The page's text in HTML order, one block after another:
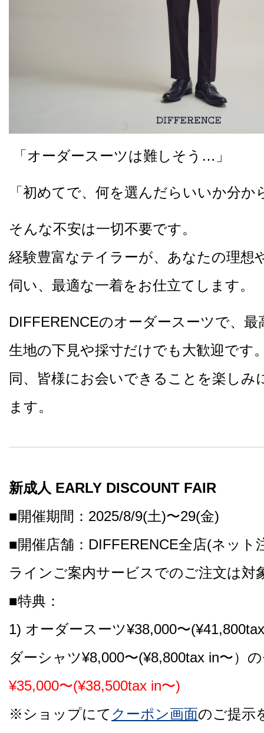
「オーダースーツは難しそう…」
「初めてで、何を選んだらいいか分
そんな不安は一切不要です。
経験豊富なテイラーが、あなたの理想
伺い、最適な一着をお仕立てします。
DIFFERENCEのオーダースーツで、最
生地の下見や採寸だけでも大歓迎です
同、皆様にお会いできることを楽しみ
ます。
新成人 EARLY DISCOUNT FAIR
■開催期間：2025/8/9(土)〜29(金)
■開催店舗：DIFFERENCE全店(ネット
ラインご案内サービスでのご注文は対
■特典：
1) オーダースーツ¥38,000〜
ダーシャツ¥8,000〜(¥8,800tax in〜）
¥35,000〜(¥38,500tax in〜)
※ショップにて クーポン画面のご提示